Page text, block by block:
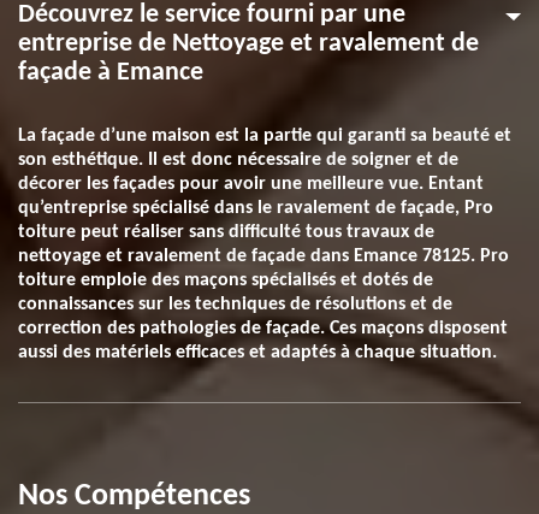
Découvrez le service fourni par une
entreprise de Nettoyage et ravalement de
façade à Emance
La façade d’une maison est la partie qui garanti sa beauté et
son esthétique. Il est donc nécessaire de soigner et de
décorer les façades pour avoir une meilleure vue. Entant
qu’entreprise spécialisé dans le ravalement de façade, Pro
toiture peut réaliser sans difficulté tous travaux de
nettoyage et ravalement de façade dans Emance 78125. Pro
toiture emploie des maçons spécialisés et dotés de
connaissances sur les techniques de résolutions et de
correction des pathologies de façade. Ces maçons disposent
aussi des matériels efficaces et adaptés à chaque situation.
Nos Compétences